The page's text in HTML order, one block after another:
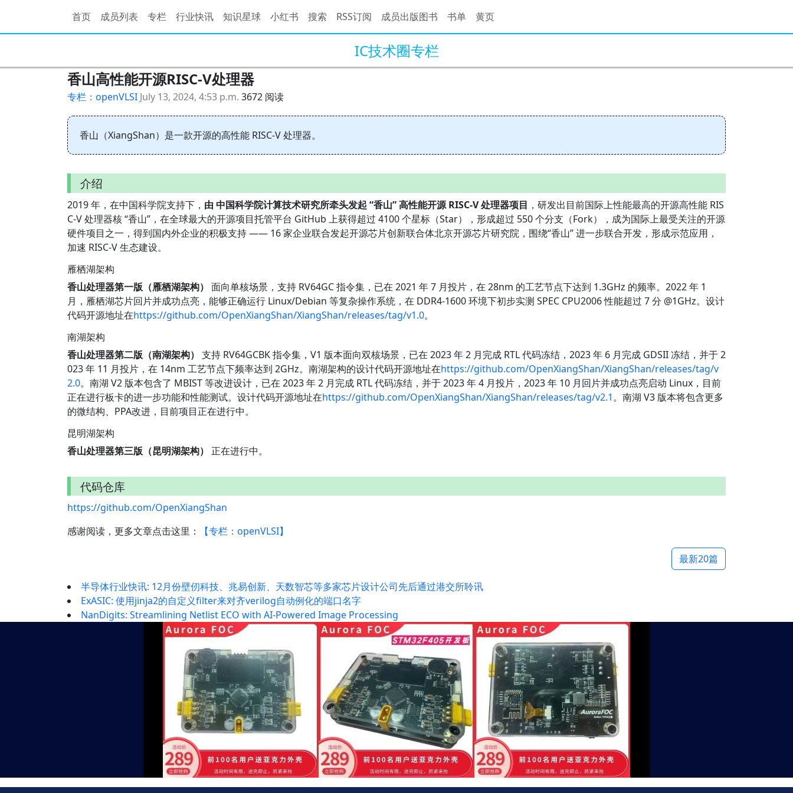
首页 成员列表 专栏 行业快讯 知识星球 小红书 搜索 RSS订阅 成员出版图书 书单 黄页
IC技术圈专栏
香山高性能开源RISC-V处理器
专栏：openVLSI July 13, 2024, 4:53 p.m. 3672 阅读
香山（XiangShan）是一款开源的高性能 RISC-V 处理器。
介绍
2019 年，在中国科学院支持下， 由 中国科学院计算技术研究所牵头发起 “香山” 高性能开源 RISC-V 处理器项目 ，研发出目前国际上性能最高的开源高性能 RIS
C-V 处理器核 “香山”，在全球最大的开源项目托管平台 GitHub 上获得超过 4100 个星标（Star），形成超过 550 个分支（Fork），成为国际上最受关注的开源
硬件项目之一，得到国内外企业的积极支持 —— 16 家企业联合发起开源芯片创新联合体北京开源芯片研究院，围绕“香山” 进一步联合开发，形成示范应用，
加速 RISC-V 生态建设。
雁栖湖架构
香山处理器第一版（雁栖湖架构） 面向单核场景，支持 RV64GC 指令集，已在 2021 年 7 月投片，在 28nm 的工艺节点下达到 1.3GHz 的频率。2022 年 1
月，雁栖湖芯片回片并成功点亮，能够正确运行 Linux/Debian 等复杂操作系统，在 DDR4-1600 环境下初步实测 SPEC CPU2006 性能超过 7 分 @1GHz。设计
代码开源地址在https://github.com/OpenXiangShan/XiangShan/releases/tag/v1.0。
南湖架构
香山处理器第二版（南湖架构） 支持 RV64GCBK 指令集，V1 版本面向双核场景，已在 2023 年 2 月完成 RTL 代码冻结，2023 年 6 月完成 GDSII 冻结，并于 2
023 年 11 月投片，在 14nm 工艺节点下频率达到 2GHz。南湖架构的设计代码开源地址在https://github.com/OpenXiangShan/XiangShan/releases/tag/v
2.0。南湖 V2 版本包含了 MBIST 等改进设计，已在 2023 年 2 月完成 RTL 代码冻结，并于 2023 年 4 月投片，2023 年 10 月回片并成功点亮启动 Linux，目前
正在进行板卡的进一步功能和性能测试。设计代码开源地址在https://github.com/OpenXiangShan/XiangShan/releases/tag/v2.1。南湖 V3 版本将包含更多
的微结构、PPA改进，目前项目正在进行中。
昆明湖架构
香山处理器第三版（昆明湖架构）
正在进行中。
代码仓库
https://github.com/OpenXiangShan
感谢阅读，更多文章点击这里：
【专栏：openVLSI】
最新20篇
半导体行业快讯: 12月份壁仞科技、兆易创新、天数智芯等多家芯片设计公司先后通过港交所聆讯
ExASIC: 使用jinja2的自定义filter来对齐verilog自动例化的端口名字
NanDigits: Streamlining Netlist ECO with AI-Powered Image Processing